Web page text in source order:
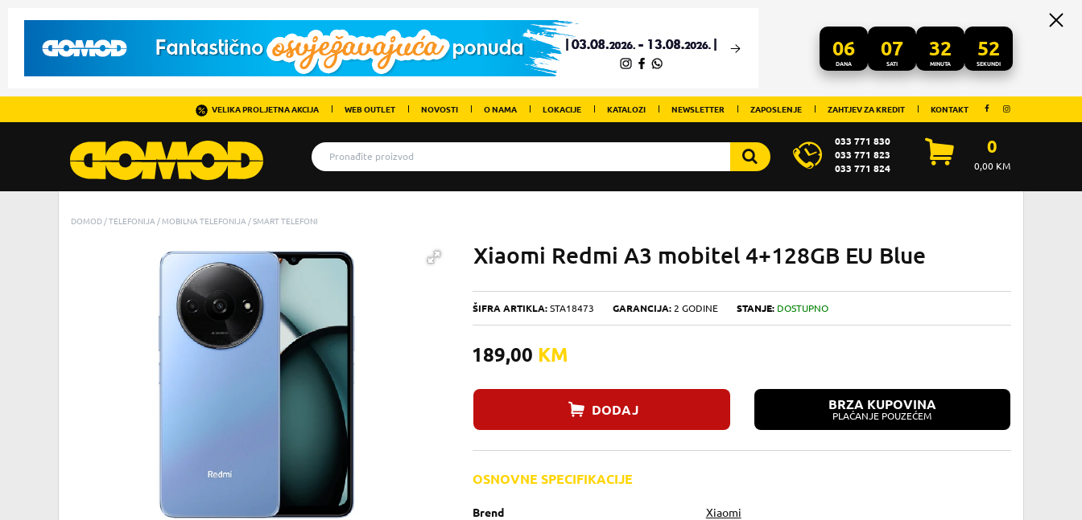
06
DANA
07
SATI
32
MINUTA
52
SEKUNDI
VELIKA PROLJETNA AKCIJA WEB OUTLET NOVOSTI O NAMA LOKACIJE KATALOZI NEWSLETTER ZAPOSLENJE ZAHTJEV ZA KREDIT KONTAKT
033 771 830
033 771 823
033 771 824
0
0,00KM
DOMOD TELEFONIJA MOBILNA TELEFONIJA SMART TELEFONI
Xiaomi Redmi A3 mobitel 4+128GB EU Blue
ŠIFRA ARTIKLA: STA18473 GARANCIJA: 2 GODINE STANJE: DOSTUPNO
189,00 KM
DODAJ BRZA KUPOVINA
PLAĆANJE POUZEĆEM
OSNOVNE SPECIFIKACIJE
Brend
Xiaomi